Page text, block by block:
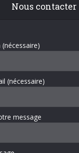
Nous contacter
(nécessaire)
message